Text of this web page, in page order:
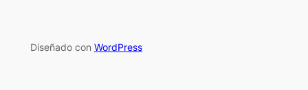
Diseñado con WordPress